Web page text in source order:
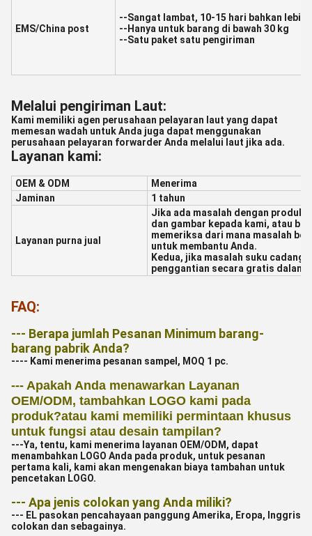
EMS/China post
--Sangat lambat, 10-15 hari bahkan lebih
--Hanya untuk barang di bawah 30 kg
--Satu paket satu pengiriman
Melalui pengiriman Laut:
Kami memiliki agen perusahaan pelayaran laut yang dapat
memesan wadah untuk Anda juga dapat menggunakan
perusahaan pelayaran forwarder Anda melalui laut jika ada.
Layanan kami:
OEM & ODM
Menerima
Jaminan
1 tahun
Layanan purna jual
Jika ada masalah dengan produk
dan gambar kepada kami, atau
memeriksa dari mana masalah
untuk membantu Anda.
Kedua, jika masalah suku cadang,
penggantian secara gratis dalam
FAQ:
--- Berapa jumlah Pesanan Minimum barang-
barang pabrik Anda?
---- Kami menerima pesanan sampel, MOQ 1 pc.
--- Apakah Anda menawarkan Layanan
OEM/ODM, tambahkan LOGO kami pada
produk?atau kami memiliki permintaan khusus
untuk fungsi atau desain tampilan?
---Ya, tentu, kami menerima layanan OEM/ODM, dapat
menambahkan LOGO Anda pada produk, untuk pesanan
pertama kali, kami akan mengenakan biaya tambahan untuk
pencetakan LOGO.
--- Apa jenis colokan yang Anda miliki?
--- EL pasokan pencahayaan panggung Amerika, Eropa, Inggris
colokan dan sebagainya.